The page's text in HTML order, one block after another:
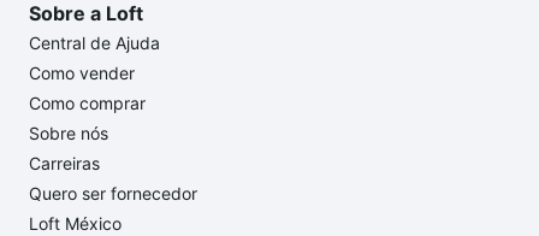
Sobre a Loft
Central de Ajuda
Como vender
Como comprar
Sobre nós
Carreiras
Quero ser fornecedor
Loft México